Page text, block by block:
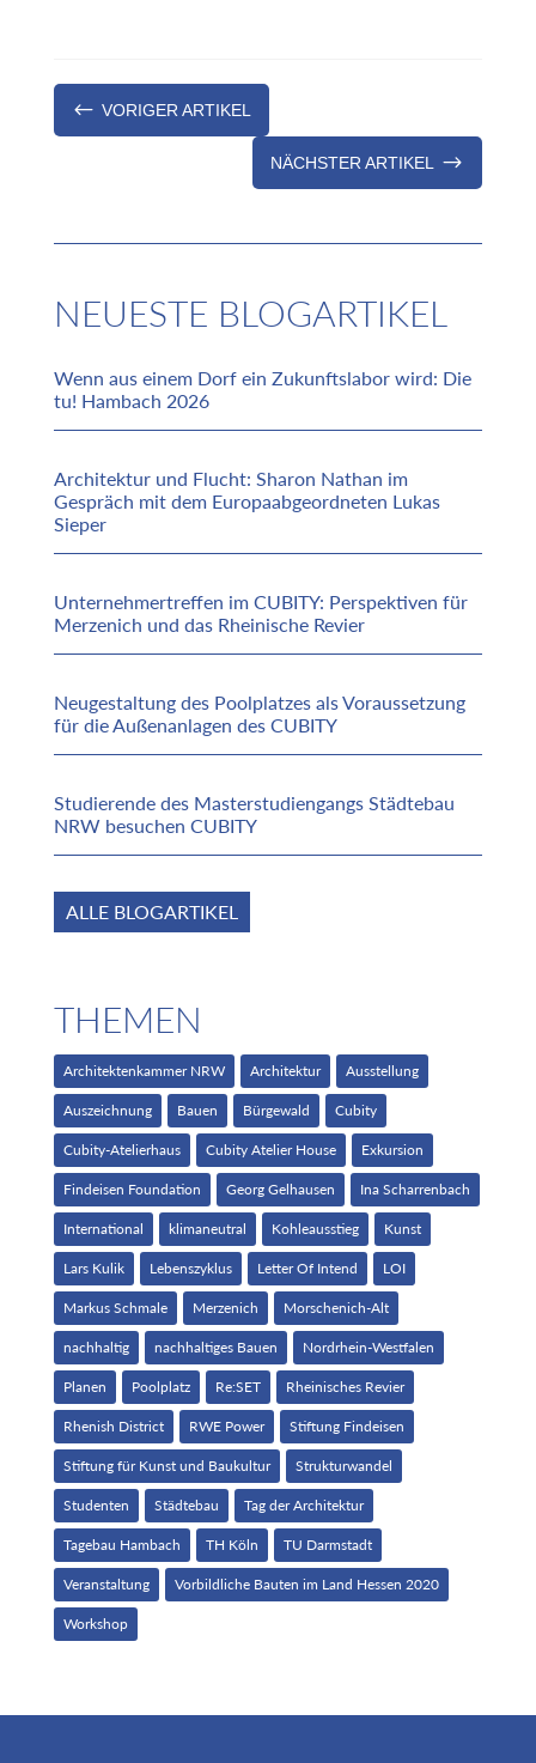
# VORIGER ARTIKEL
NÄCHSTER ARTIKEL $
NEUESTE BLOGARTIKEL
Wenn aus einem Dorf ein Zukunftslabor wird: Die
tu! Hambach 2026
Architektur und Flucht: Sharon Nathan im
Gespräch mit dem Europaabgeordneten Lukas
Sieper
Unternehmertreffen im CUBITY: Perspektiven für
Merzenich und das Rheinische Revier
Neugestaltung des Poolplatzes als Voraussetzung
für die Außenanlagen des CUBITY
Studierende des Masterstudiengangs Städtebau
NRW besuchen CUBITY
ALLE BLOGARTIKEL
THEMEN
Architektenkammer NRW Architektur Ausstellung
Auszeichnung Bauen Bürgewald Cubity
Cubity-Atelierhaus Cubity Atelier House Exkursion
Findeisen Foundation Georg Gelhausen Ina Scharrenbach
International klimaneutral Kohleausstieg Kunst
Lars Kulik Lebenszyklus Letter Of Intend LOI
Markus Schmale Merzenich Morschenich-Alt
nachhaltig nachhaltiges Bauen Nordrhein-Westfalen
Planen Poolplatz Re:SET Rheinisches Revier
Rhenish District RWE Power Stiftung Findeisen
Stiftung für Kunst und Baukultur Strukturwandel
Studenten Städtebau Tag der Architektur
Tagebau Hambach TH Köln TU Darmstadt
Veranstaltung Vorbildliche Bauten im Land Hessen 2020
Workshop